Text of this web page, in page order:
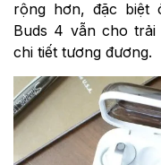
rộng hơn, đặc biệt
Buds 4 vẫn cho
chi tiết tương đương.